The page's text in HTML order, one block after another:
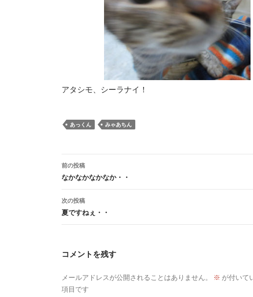
アタシモ、シーラナイ！
あっくん みゃあちん
投
稿
ナ
ビ
ゲ
ョ
前の投稿
なかなかなかなか・・
次の投稿
夏ですねぇ・・
コメントを残す
メールアドレスが公開されることはありません。 ※ が付いて
項目です